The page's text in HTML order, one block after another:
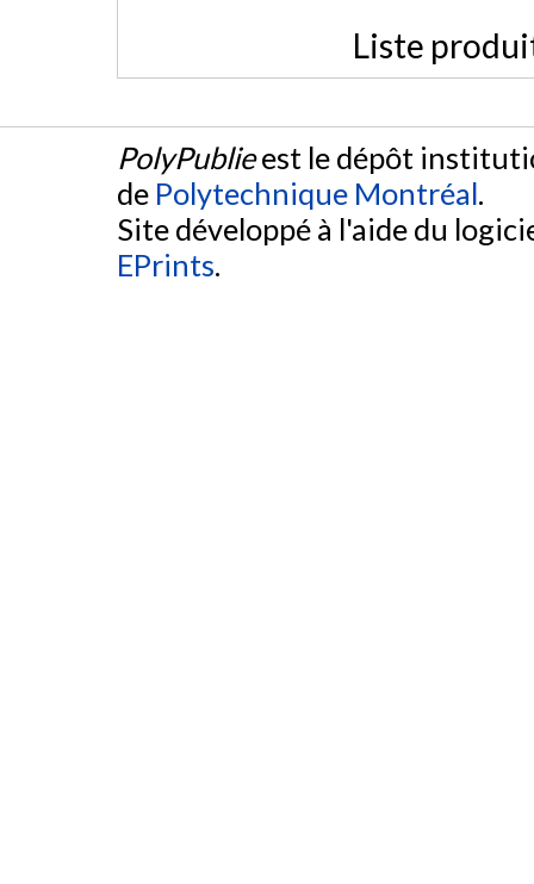
Liste
PolyPublieest le dépôt
de Polytechnique Montréal.
Site développé à l'aide du
EPrints.